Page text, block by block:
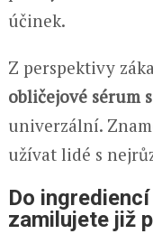
účinek.
Z perspektivy
obličejové sérum
univerzální.
užívat lidé s
Do
zamilujete již